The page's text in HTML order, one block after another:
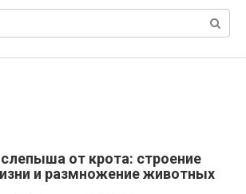
от крота: строение
и размножение животных